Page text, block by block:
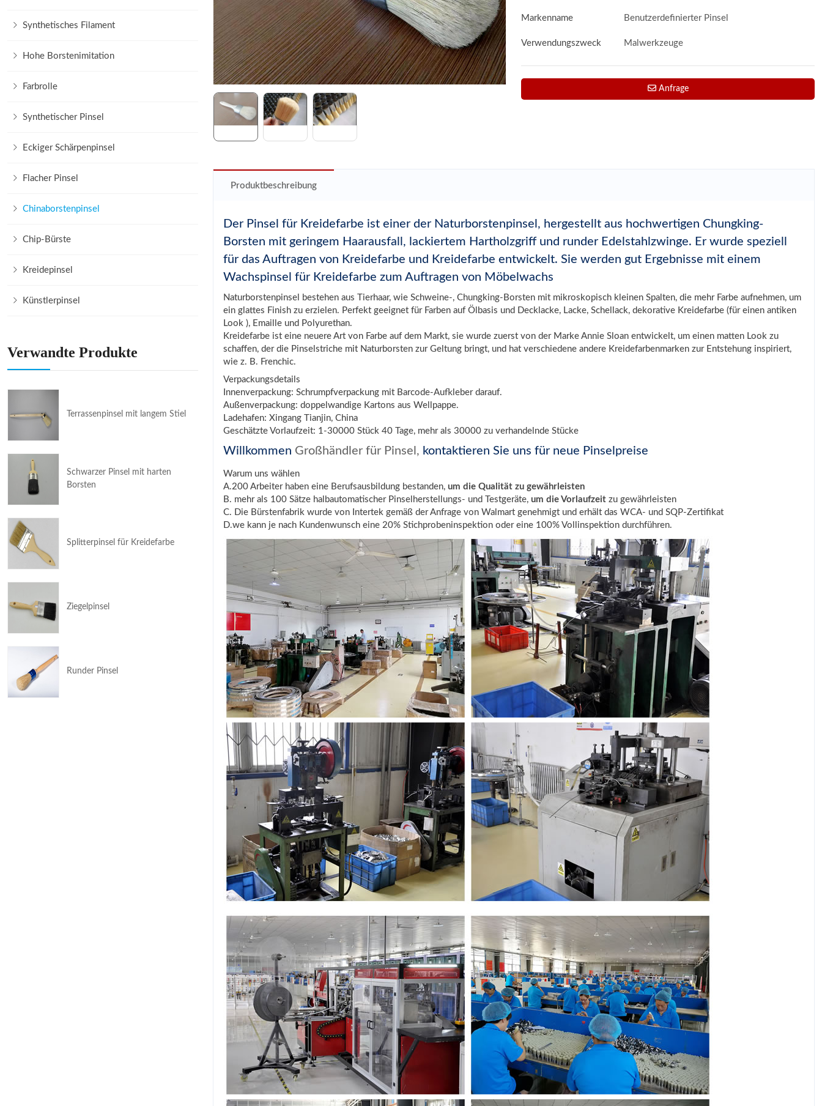
Markenname Benutzerdefinierter Pinsel
Verwendungszweck Malwerkzeuge
Anfrage
Produktbeschreibung
Der Pinsel für Kreidefarbe ist einer der Naturborstenpinsel, hergestellt aus hochwertigen Chungking-
Borsten mit geringem Haarausfall, lackiertem Hartholzgriff und runder Edelstahlzwinge. Er wurde speziell
für das Auftragen von Kreidefarbe und Kreidefarbe entwickelt. Sie werden gut Ergebnisse mit einem
Wachspinsel für Kreidefarbe zum Auftragen von Möbelwachs
Naturborstenpinsel bestehen aus Tierhaar, wie Schweine-, Chungking-Borsten mit mikroskopisch kleinen Spalten, die mehr Farbe aufnehmen, um
ein glattes Finish zu erzielen. Perfekt geeignet für Farben auf Ölbasis und Decklacke, Lacke, Schellack, dekorative Kreidefarbe (für einen antiken
Look ), Emaille und Polyurethan.
Kreidefarbe ist eine neuere Art von Farbe auf dem Markt, sie wurde zuerst von der Marke Annie Sloan entwickelt, um einen matten Look zu
schaffen, der die Pinselstriche mit Naturborsten zur Geltung bringt, und hat verschiedene andere Kreidefarbenmarken zur Entstehung inspiriert,
wie z. B. Frenchic.
Verpackungsdetails
Innenverpackung: Schrumpfverpackung mit Barcode-Aufkleber darauf.
Außenverpackung: doppelwandige Kartons aus Wellpappe.
Ladehafen: Xingang Tianjin, China
Geschätzte Vorlaufzeit: 1-30000 Stück 40 Tage, mehr als 30000 zu verhandelnde Stücke
Willkommen Großhändler für Pinsel, kontaktieren Sie uns für neue Pinselpreise
Warum uns wählen
A.200 Arbeiter haben eine Berufsausbildung bestanden, um die Qualität zu gewährleisten
B. mehr als 100 Sätze halbautomatischer Pinselherstellungs- und Testgeräte, um die Vorlaufzeit zu gewährleisten
C. Die Bürstenfabrik wurde von Intertek gemäß der Anfrage von Walmart genehmigt und erhält das WCA- und SQP-Zertifikat
D.we kann je nach Kundenwunsch eine 20% Stichprobeninspektion oder eine 100% Vollinspektion durchführen.
Synthetisches Filament
Hohe Borstenimitation
Farbrolle
Synthetischer Pinsel
Eckiger Schärpenpinsel
Flacher Pinsel
Chinaborstenpinsel
Chip-Bürste
Kreidepinsel
Künstlerpinsel
Verwandte Produkte
Terrassenpinsel mit langem Stiel
Schwarzer Pinsel mit harten
Borsten
Splitterpinsel für Kreidefarbe
Ziegelpinsel
Runder Pinsel